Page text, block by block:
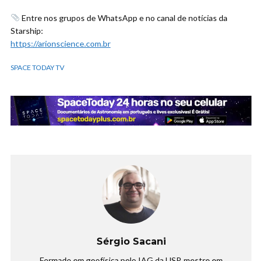
Entre nos grupos de WhatsApp e no canal de notícias da
Starship:
https://arionscience.com.br
SPACE TODAY TV
Sérgio Sacani